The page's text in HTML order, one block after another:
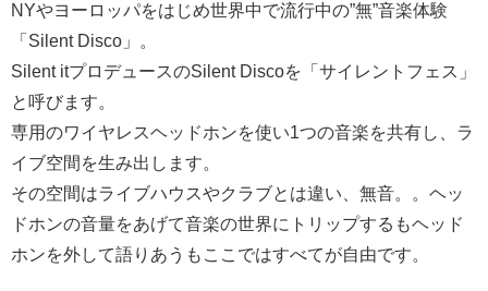
NYやヨーロッパをはじめ世界中で流行中の”無”音楽体験
「Silent Disco」。
Silent itプロデュースのSilent Discoを「サイレントフェス」
と呼びます。
専用のワイヤレスヘッドホンを使い1つの音楽を共有し、ラ
イブ空間を生み出します。
その空間はライブハウスやクラブとは違い、無音。。ヘッ
ドホンの音量をあげて音楽の世界にトリップするもヘッド
ホンを外して語りあうもここではすべてが自由です。